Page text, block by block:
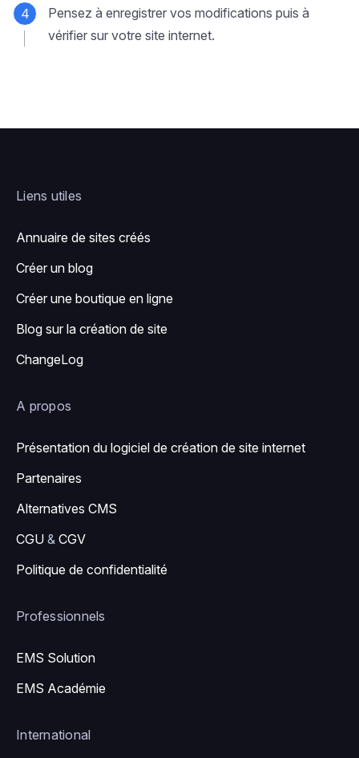
Pensez à enregistrer vos modifications puis à
vérifier sur votre site internet.
Liens utiles
Annuaire de sites créés
Créer un blog
Créer une boutique en ligne
Blog sur la création de site
ChangeLog
A propos
Présentation du logiciel de création de site internet
Partenaires
Alternatives CMS
CGU & CGV
Politique de confidentialité
Professionnels
EMS Solution
EMS Académie
International